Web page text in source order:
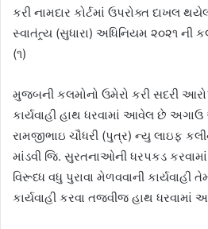
કરી નામદાર કોર્ટમાં ઉપરોક્ત દાખલ
સ્વાતંત્ર્ય (સુધારા) અધિનિયમ ૨૦૨૧
(૧)
મુજબની કલમોનો ઉમેરો કરી સદરી
કાર્યવાહી હાથ ધરવામાં આવેલ છે
રામજીભાઇ ચૌધરી (પુત્ર) ન્યુ લાઇફ
માંડવી જિ. સુરતનાઓની ધરપકડ
વિરૂધ્ધ વધુ પુરાવા મેળવવાની કાર્યવાહી
કાર્યવાહી કરવા તજવીજ હાથ ધરવામાં